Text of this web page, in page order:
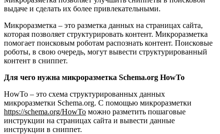
выдаче и сделать их более привлекательными.
Микроразметка – это разметка данных на страницах сайта,
которая позволяет структурировать контент. Микроразметка
помогает поисковым роботам распознать контент. Поисковые
роботы, в свою очередь, могут вывести структурированный
контент в сниппет.
Для чего нужна микроразметка Schema.org HowTo
HowTo – это схема структурированных данных
микроразметки Schema.org. С помощью микроразметки
https://schema.org/HowTo можно разметить пошаговые
инструкции на страницах сайта и вывести данные
инструкции в сниппет.